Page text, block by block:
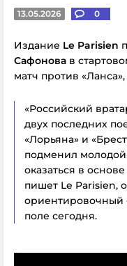
13.05.2026 0
Издание Le Parisien
Сафонова в
матч против
«Российский
двух последних
«Лорьяна» и
подменил
оказаться в
пишет Le Parisien,
ориентировочный
поле сегодня.